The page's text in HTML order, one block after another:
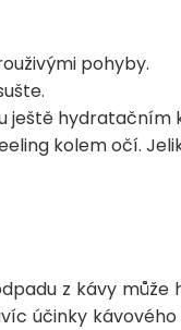
pohyby.
ještě hydratačním
kolem očí.
z kávy může
účinky